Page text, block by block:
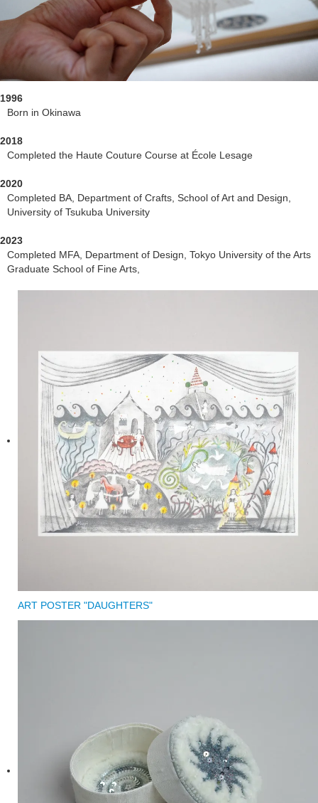
1996
Born in Okinawa
2018
Completed the Haute Couture Course at École Lesage
2020
Completed BA, Department of Crafts, School of Art and Design,
University of Tsukuba University
2023
Completed MFA, Department of Design, Tokyo University of the Arts
Graduate School of Fine Arts,
ART POSTER "DAUGHTERS"